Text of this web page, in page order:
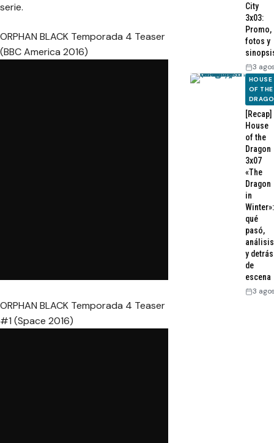
serie.
ORPHAN BLACK Temporada 4 Teaser
(BBC America 2016)
ORPHAN BLACK Temporada 4 Teaser
#1 (Space 2016)
City
3x03:
Promo,
fotos y
3
HOUSE
OF THE
[Recap]
House
of the
Dragon
3x07
«The
Dragon
in
Winter»:
qué
pasó,
análisis
y detrás
de
escena
3